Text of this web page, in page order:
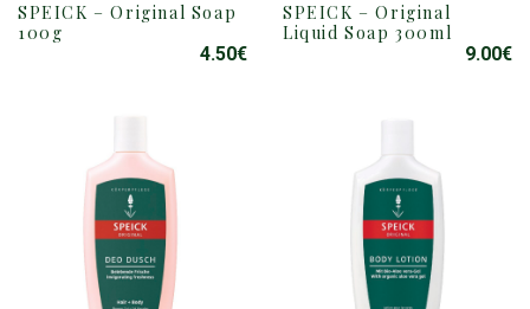
SPEICK – Original Soap
100g
4.50€
SPEICK – Original
Liquid Soap 300ml
9.00€